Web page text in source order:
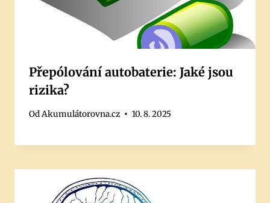
Přepólování autobaterie: Jaké jsou
rizika?
OdAkumulátorovna.cz 10. 8. 2025